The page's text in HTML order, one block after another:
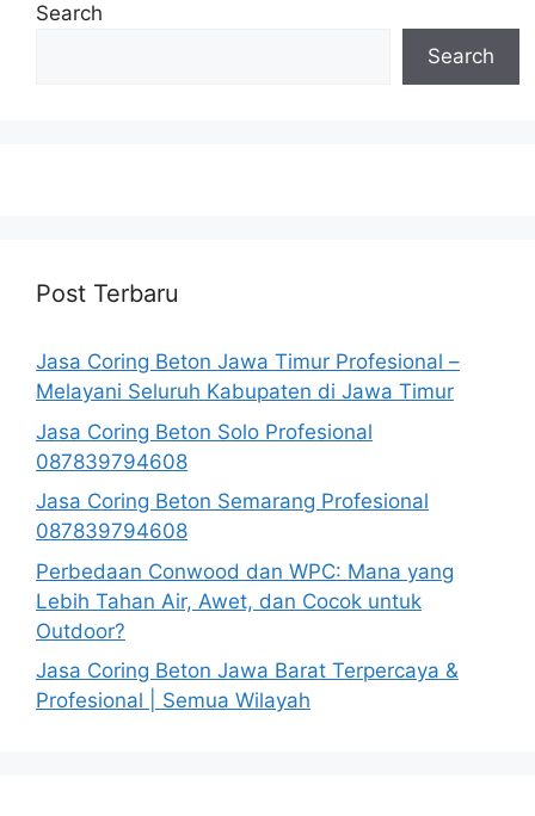
Search
Search
Post Terbaru
Jasa Coring Beton Jawa Timur Profesional –
Melayani Seluruh Kabupaten di Jawa Timur
Jasa Coring Beton Solo Profesional
087839794608
Jasa Coring Beton Semarang Profesional
087839794608
Perbedaan Conwood dan WPC: Mana yang
Lebih Tahan Air, Awet, dan Cocok untuk
Outdoor?
Jasa Coring Beton Jawa Barat Terpercaya &
Profesional | Semua Wilayah